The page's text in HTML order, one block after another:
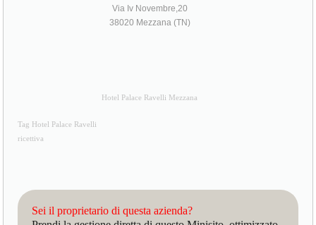
Via Iv Novembre,20
38020 Mezzana (TN)
Hotel Palace Ravelli Mezzana
Tag Hotel Palace Ravelli
ricettiva
Sei il proprietario di questa azienda?